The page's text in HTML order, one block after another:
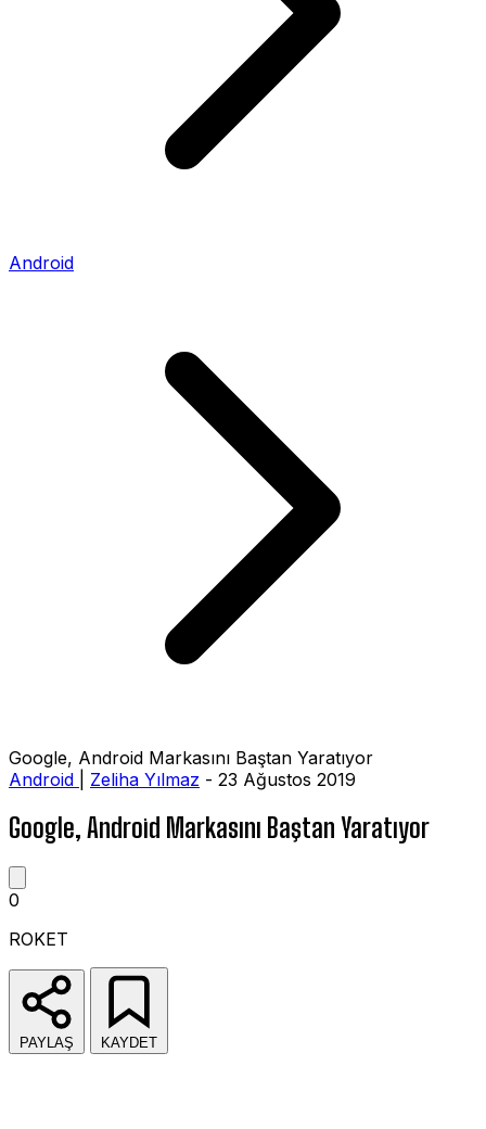
Android
Google, Android Markasını Baştan Yaratıyor
Android
Zeliha Yılmaz - 23 Ağustos 2019
Google, Android Markasını Baştan Yaratıyor
0
ROKET
PAYLAŞ KAYDET